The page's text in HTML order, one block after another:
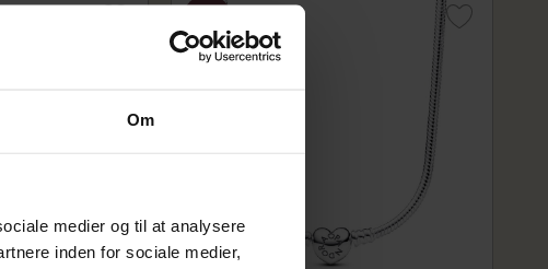
Om
medier og til at analysere
inden for sociale medier,